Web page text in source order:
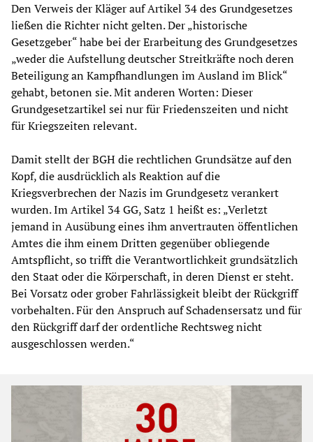
Den Verweis der Kläger auf Artikel 34 des Grundgesetzes
ließen die Richter nicht gelten. Der „historische
Gesetzgeber“ habe bei der Erarbeitung des Grundgesetzes
„weder die Aufstellung deutscher Streitkräfte noch deren
Beteiligung an Kampfhandlungen im Ausland im Blick“
gehabt, betonen sie. Mit anderen Worten: Dieser
Grundgesetzartikel sei nur für Friedenszeiten und nicht
für Kriegszeiten relevant.
Damit stellt der BGH die rechtlichen Grundsätze auf den
Kopf, die ausdrücklich als Reaktion auf die
Kriegsverbrechen der Nazis im Grundgesetz verankert
wurden. Im Artikel 34 GG, Satz 1 heißt es: „Verletzt
jemand in Ausübung eines ihm anvertrauten öffentlichen
Amtes die ihm einem Dritten gegenüber obliegende
Amtspflicht, so trifft die Verantwortlichkeit grundsätzlich
den Staat oder die Körperschaft, in deren Dienst er steht.
Bei Vorsatz oder grober Fahrlässigkeit bleibt der Rückgriff
vorbehalten. Für den Anspruch auf Schadensersatz und für
den Rückgriff darf der ordentliche Rechtsweg nicht
ausgeschlossen werden.“